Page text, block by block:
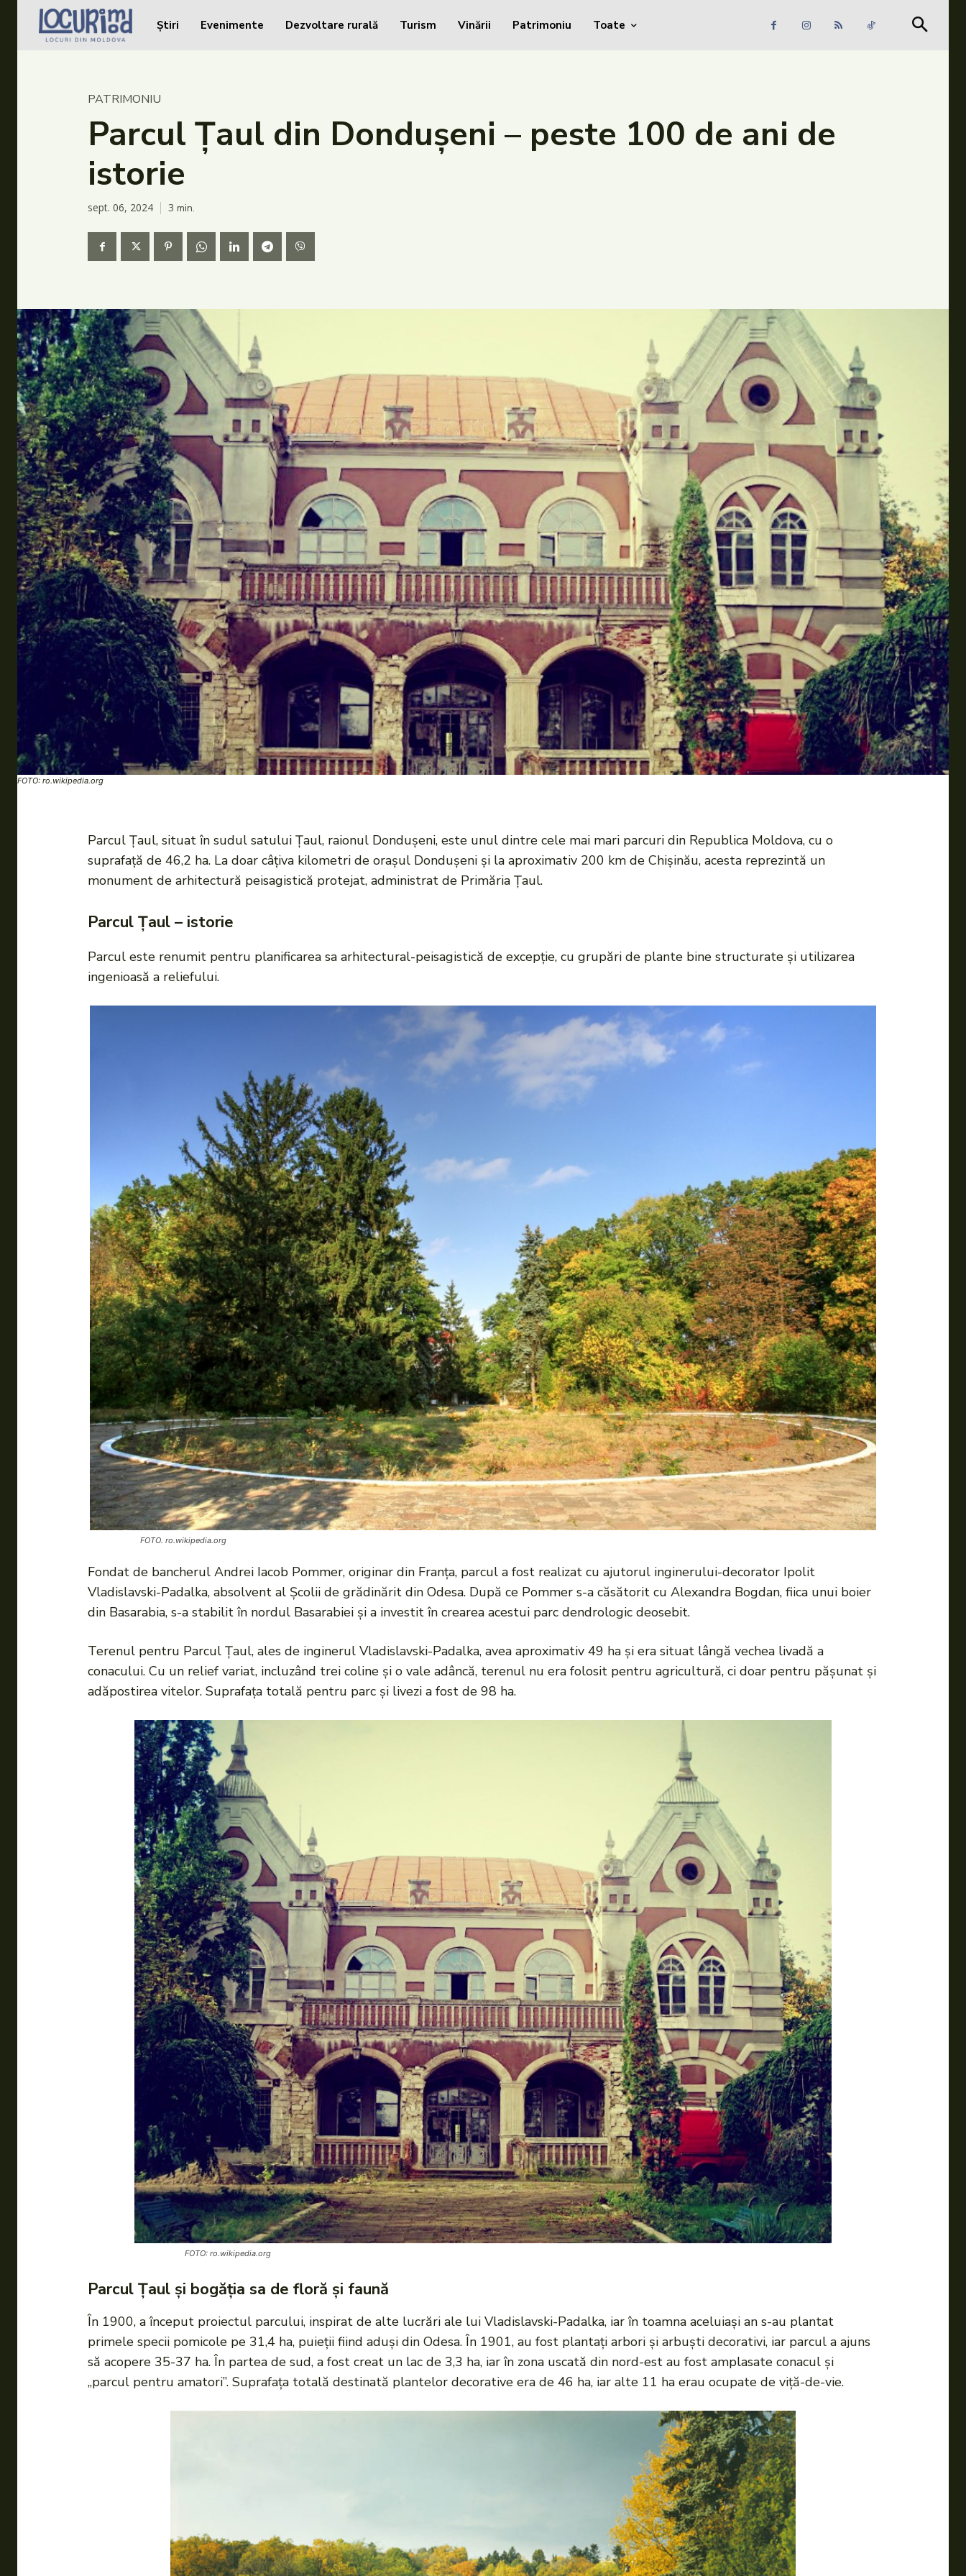
Caută în site...
Caută în site... Căutare
Dezvoltare rurală
Turism
Vinării
Patrimoniu
Produs Acasă
Știri Evenimente Dezvoltare rurală Turism Vinării Patrimoniu Toate
PATRIMONIU
Parcul Țaul din Dondușeni – peste 100 de ani de
istorie
sept. 06, 2024 3 min.
FOTO: ro.wikipedia.org
Parcul Țaul, situat în sudul satului Țaul, raionul Dondușeni, este unul dintre cele mai mari parcuri din Republica Moldova, cu o
suprafață de 46,2 ha. La doar câțiva kilometri de orașul Dondușeni și la aproximativ 200 km de Chișinău, acesta reprezintă un
monument de arhitectură peisagistică protejat, administrat de Primăria Țaul.
Parcul Țaul – istorie
Parcul este renumit pentru planificarea sa arhitectural-peisagistică de excepție, cu grupări de plante bine structurate și utilizarea
ingenioasă a reliefului.
FOTO. ro.wikipedia.org
Fondat de bancherul Andrei Iacob Pommer, originar din Franța, parcul a fost realizat cu ajutorul inginerului-decorator Ipolit
Vladislavski-Padalka, absolvent al Școlii de grădinărit din Odesa. După ce Pommer s-a căsătorit cu Alexandra Bogdan, fiica unui boier
din Basarabia, s-a stabilit în nordul Basarabiei și a investit în crearea acestui parc dendrologic deosebit.
Terenul pentru Parcul Țaul, ales de inginerul Vladislavski-Padalka, avea aproximativ 49 ha și era situat lângă vechea livadă a
conacului. Cu un relief variat, incluzând trei coline și o vale adâncă, terenul nu era folosit pentru agricultură, ci doar pentru pășunat și
adăpostirea vitelor. Suprafața totală pentru parc și livezi a fost de 98 ha.
FOTO: ro.wikipedia.org
Parcul Țaul și bogăția sa de floră și faună
În 1900, a început proiectul parcului, inspirat de alte lucrări ale lui Vladislavski-Padalka, iar în toamna aceluiași an s-au plantat
primele specii pomicole pe 31,4 ha, puieții fiind aduși din Odesa. În 1901, au fost plantați arbori și arbuști decorativi, iar parcul a ajuns
să acopere 35-37 ha. În partea de sud, a fost creat un lac de 3,3 ha, iar în zona uscată din nord-est au fost amplasate conacul și
„parcul pentru amatori”. Suprafața totală destinată plantelor decorative era de 46 ha, iar alte 11 ha erau ocupate de viță-de-vie.